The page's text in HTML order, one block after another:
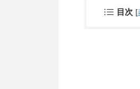
目次 [